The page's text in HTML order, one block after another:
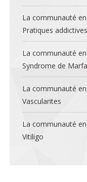
La communauté
Pratiques addictives
La communauté
Syndrome de
La communauté
Vascularites
La communauté
Vitiligo